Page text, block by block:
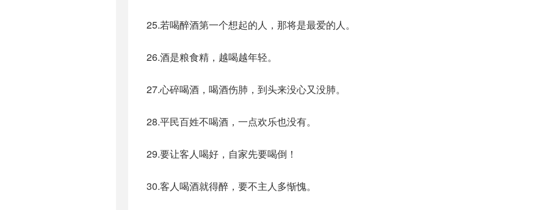
25.若喝醉酒第一个想起的人，那将是最爱的人。
26.酒是粮食精，越喝越年轻。
27.心碎喝酒，喝酒伤肺，到头来没心又没肺。
28.平民百姓不喝酒，一点欢乐也没有。
29.要让客人喝好，自家先要喝倒！
30.客人喝酒就得醉，要不主人多惭愧。